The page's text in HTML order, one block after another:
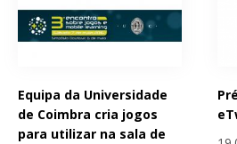
Equipa da Universidade
de Coimbra cria jogos
para utilizar na sala de